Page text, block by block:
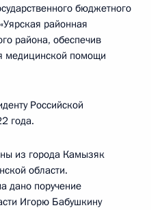
бюджетного
районная
района, обеспечив
медицинской помощи
Российской
года.
из города Камызяк
области.
дано поручение
Игорю Бабушкину